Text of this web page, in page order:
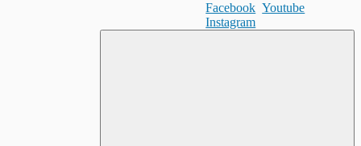
Facebook Youtube
Instagram